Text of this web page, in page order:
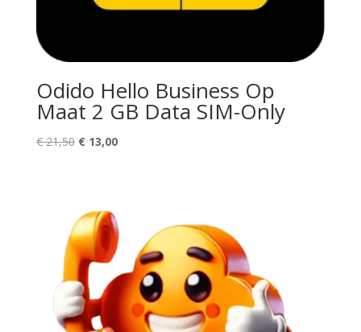
Odido Hello Business Op
Maat 2 GB Data SIM-Only
€21,50 Oorspronkelijke
€13,00Huidige